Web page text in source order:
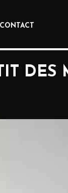
CONTACT
DES